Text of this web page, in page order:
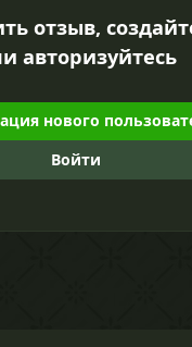
отзыв,
авторизуйтесь
нового
Войти